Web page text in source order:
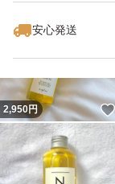
安心発送
2,950円